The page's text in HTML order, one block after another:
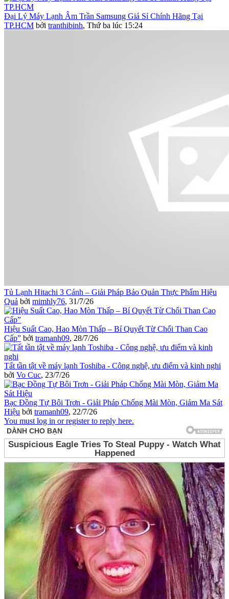
Đại Lý Máy Lạnh Âm Trần Samsung Giá Sỉ Chính Hãng Tại
TP.HCM bởi tranthibinh, Thứ ba lúc 15:24
Tủ Lạnh Hitachi 3 Cánh – Giải Pháp Bảo Quản Thực Phẩm Hiệu
Quả bởi mimhly76, 31/7/26
Hiệu Suất Cao, Hao Mòn Thấp – Bí Quyết Từ Chổi Than Cao
Cấp” bởi tramanh09, 28/7/26
Tất tần tật về máy lạnh Toshiba - Công nghệ, ưu điểm và kinh nghi
bởi Vo Cuc, 23/7/26
Bạc Đồng Tự Bôi Trơn - Giải Pháp Chống Mài Mòn, Giảm Ma Sát
Hiệu bởi tramanh09, 22/7/26
You must log in or register to reply here.